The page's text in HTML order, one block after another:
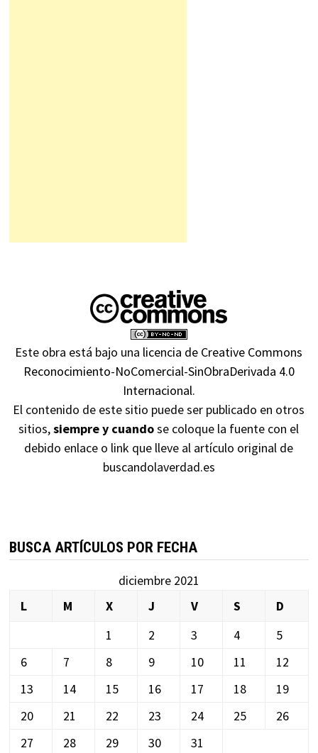
Este obra está bajo una licencia de Creative Commons
Reconocimiento-NoComercial-SinObraDerivada 4.0
Internacional.
El contenido de este sitio puede ser publicado en otros
sitios,siempre y cuandose coloque la fuente con el
debido enlace o link que lleve al artículo original de
buscandolaverdad.es
BUSCA ARTÍCULOS POR FECHA
diciembre 2021
L
M X J V S
D
1
2 3 4
5
6
7 8 9 10 11
12
13
14 15 16 17 18
19
20
21 22 23 24 25
26
27
28 29 30 31